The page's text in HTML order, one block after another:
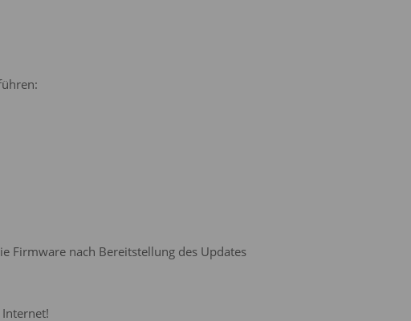
Firmware nach Bereitstellung des Updates